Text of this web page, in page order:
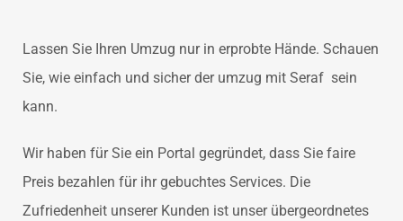
Lassen Sie Ihren Umzug nur in erprobte Hände. Schauen
Sie, wie einfach und sicher der umzug mit Seraf sein
kann.
Wir haben für Sie ein Portal gegründet, dass Sie faire
Preis bezahlen für ihr gebuchtes Services. Die
Zufriedenheit unserer Kunden ist unser übergeordnetes